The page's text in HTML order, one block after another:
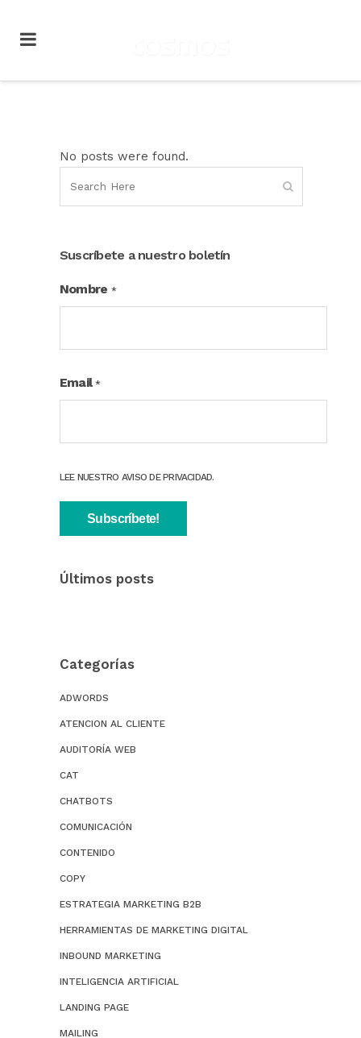
No posts were found.
Suscríbete a nuestro boletín
Nombre *
Email*
LEE NUESTRO AVISO DE PRIVACIDAD.
Últimos posts
Categorías
ADWORDS
ATENCION AL CLIENTE
AUDITORÍA WEB
CAT
CHATBOTS
COMUNICACIÓN
CONTENIDO
COPY
ESTRATEGIA MARKETING B2B
HERRAMIENTAS DE MARKETING DIGITAL
INBOUND MARKETING
INTELIGENCIA ARTIFICIAL
LANDING PAGE
MAILING